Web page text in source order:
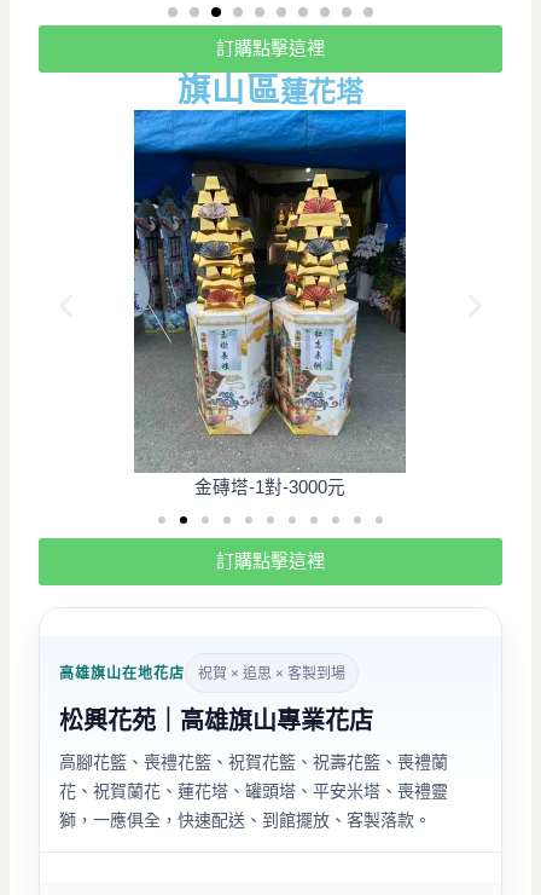
訂購點擊這裡
旗山區蓮花塔
金磚塔-1對-3000元
訂購點擊這裡
高雄旗山在地花店 祝賀 × 追思 × 客製到場
松興花苑｜高雄旗山專業花店
高腳花籃、喪禮花籃、祝賀花籃、祝壽花籃、喪禮蘭
花、祝賀蘭花、蓮花塔、罐頭塔、平安米塔、喪禮靈
獅，一應俱全，快速配送、到館擺放、客製落款。